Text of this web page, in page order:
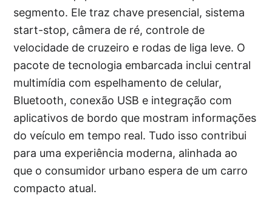
segmento. Ele traz chave presencial, sistema
start-stop, câmera de ré, controle de
velocidade de cruzeiro e rodas de liga leve. O
pacote de tecnologia embarcada inclui central
multimídia com espelhamento de celular,
Bluetooth, conexão USB e integração com
aplicativos de bordo que mostram informações
do veículo em tempo real. Tudo isso contribui
para uma experiência moderna, alinhada ao
que o consumidor urbano espera de um carro
compacto atual.